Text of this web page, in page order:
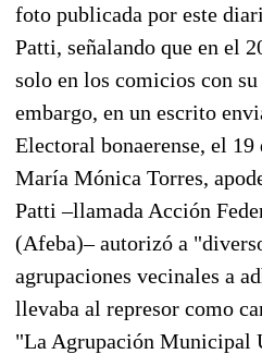
foto publicada por este
Patti, señalando que en el
solo en los comicios con
embargo, en un escrito
Electoral bonaerense, el 19
María Mónica Torres,
Patti –llamada Acción
(Afeba)– autorizó a
agrupaciones vecinales a
llevaba al represor como
"La Agrupación Municipal